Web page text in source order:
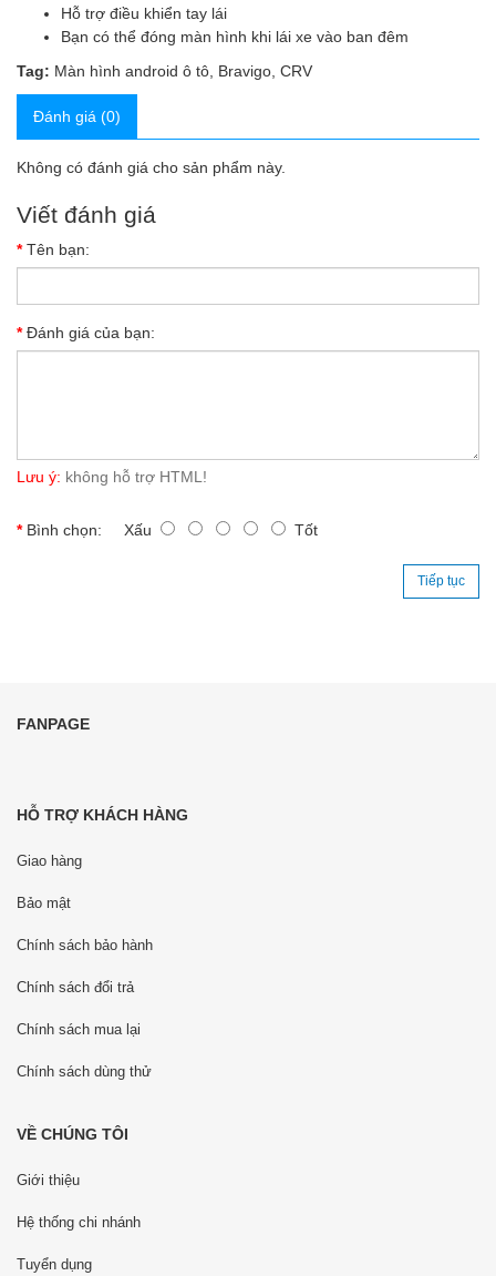
Hỗ trợ điều khiển tay lái
Bạn có thể đóng màn hình khi lái xe vào ban đêm
Tag: Màn hình android ô tô Bravigo CRV
Đánh giá (0)
Không có đánh giá cho sản phẩm này.
Viết đánh giá
Tên bạn:
Đánh giá của bạn:
Lưu ý: không hỗ trợ HTML!
Bình chọn: Xấu Tốt
Tiếp tục
FANPAGE
HỖ TRỢ KHÁCH HÀNG
Giao hàng
Bảo mật
Chính sách bảo hành
Chính sách đổi trả
Chính sách mua lại
Chính sách dùng thử
VỀ CHÚNG TÔI
Giới thiệu
Hệ thống chi nhánh
Tuyển dụng